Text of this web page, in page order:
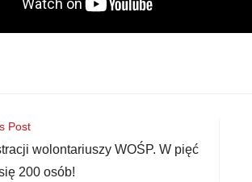
Post
wolontariuszy WOŚP. W pięć
200 osób!